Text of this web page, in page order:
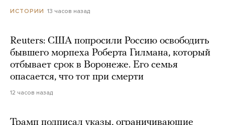
ИСТОРИИ 13 часов назад
Reuters: США попросили Россию освободить
бывшего морпеха Роберта Гилмана, который
отбывает срок в Воронеже. Его семья
опасается, что тот при смерти
12 часов назад
Трамп подписал указы, ограничивающие